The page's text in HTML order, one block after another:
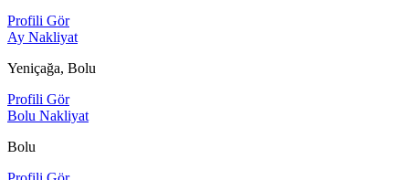
Profili Gör
Ay Nakliyat
Yeniçağa, Bolu
Profili Gör
Bolu Nakliyat
Bolu